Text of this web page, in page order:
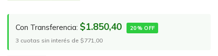
Con Transferencia: $1.850,40 20% OFF
3 cuotas sin interés de $771,00